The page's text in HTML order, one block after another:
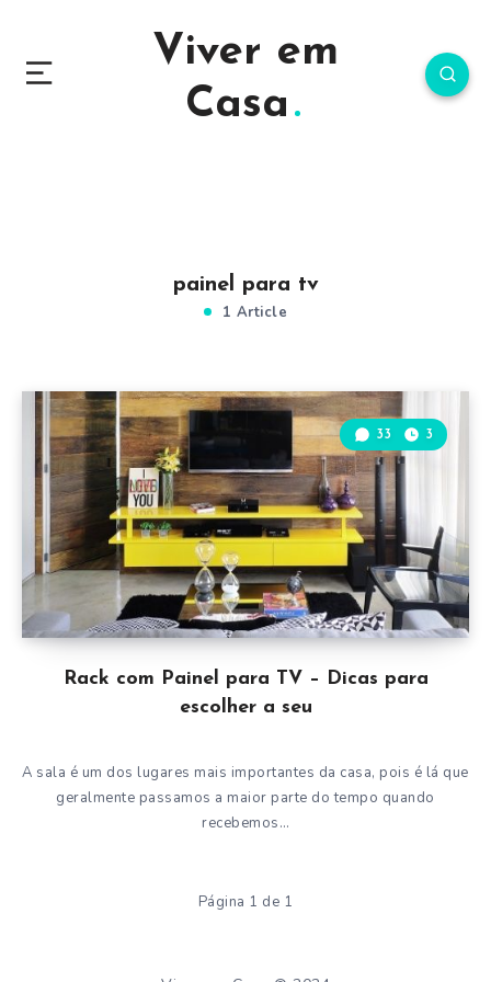
Viver em
Casa
painel para tv
1 Article
Rack com Painel para TV – Dicas para
escolher a seu
33 3
A sala é um dos lugares mais importantes da casa, pois é lá que
geralmente passamos a maior parte do tempo quando
recebemos…
Página 1 de 1